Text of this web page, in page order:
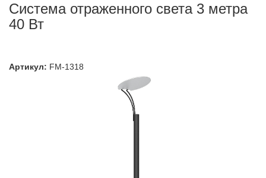
Система отраженного света 3 метра
40 Вт
Артикул: FM-1318